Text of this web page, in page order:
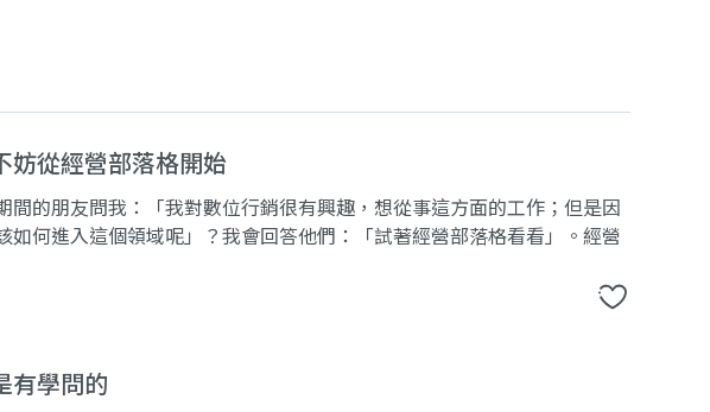
妨從經營部落格開始
間的朋友問我：「我對數位行銷很有興趣，想從事這方面的工作；但是因
如何進入這個領域呢」？我會回答他們：「試著經營部落格看看」。經營
有學問的